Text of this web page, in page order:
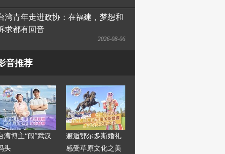
湾青年走进政协：在福建，梦想和
求都有回音
2026-08-06
音推荐
湾博主“闯”武汉
头
邂逅鄂尔多斯婚礼
感受草原文化之美